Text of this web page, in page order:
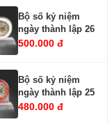
Bộ số kỷ niệm
ngày thành lập 26
500.000 đ
Bộ số kỷ niệm
ngày thành lập 25
480.000 đ